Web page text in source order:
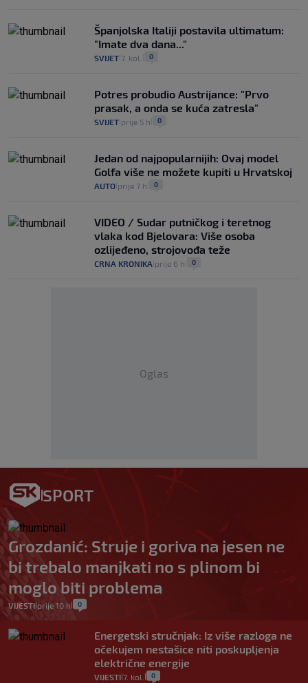
Španjolska Italiji postavila ultimatum:
"Imate dva dana..."
SVIJET 7. kol. 0
Potres probudio Austrijance: "Prvo
prasak, a onda se kuća zatresla"
SVIJET prije 5 h 0
Jedan od najpopularnijih: Ovaj model
Golfa više ne možete kupiti u Hrvatskoj
AUTO prije 7 h 0
VIDEO / Sudar putničkog i teretnog
vlaka kod Bjelovara: Više osoba
ozlijeđeno, strojovođa teže
CRNA KRONIKA prije 6 h 0
Oglas
SPORT
Grozdanić: Struje i goriva na jesen ne
bi trebalo manjkati no s plinom bi
moglo biti problema
VIJESTI prije 10 h 0
Energetski stručnjak: Iz više razloga ne
očekujem nestašice niti poskupljenja
električne energije
VIJESTI 7. kol. 0